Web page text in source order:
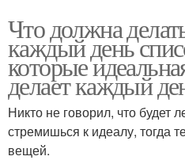
Что должна
каждый день
которые
делает каждый
Никто не говорил, что будет
стремишься к идеалу, тогда
вещей.